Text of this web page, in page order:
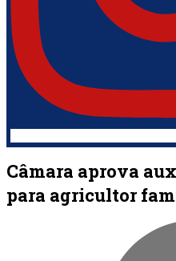
Câmara aprova
para agricultor